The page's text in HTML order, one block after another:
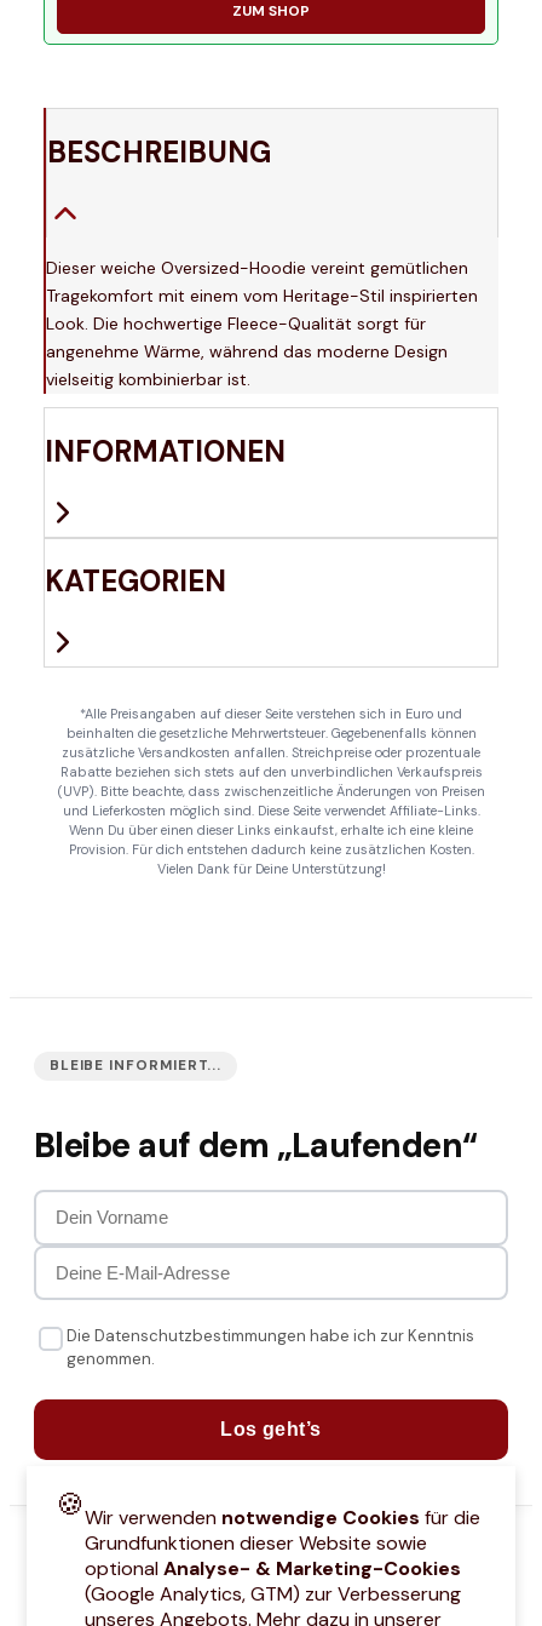
ZUM SHOP
BESCHREIBUNG
Dieser weiche Oversized-Hoodie vereint gemütlichen
Tragekomfort mit einem vom Heritage-Stil inspirierten
Look. Die hochwertige Fleece-Qualität sorgt für
angenehme Wärme, während das moderne Design
vielseitig kombinierbar ist.
INFORMATIONEN
KATEGORIEN
*Alle Preisangaben auf dieser Seite verstehen sich in Euro und
beinhalten die gesetzliche Mehrwertsteuer. Gegebenenfalls können
zusätzliche Versandkosten anfallen. Streichpreise oder prozentuale
Rabatte beziehen sich stets auf den unverbindlichen Verkaufspreis
(UVP). Bitte beachte, dass zwischenzeitliche Änderungen von Preisen
und Lieferkosten möglich sind. Diese Seite verwendet Affiliate-Links.
Wenn Du über einen dieser Links einkaufst, erhalte ich eine kleine
Provision. Für dich entstehen dadurch keine zusätzlichen Kosten.
Vielen Dank für Deine Unterstützung!
BLEIBE INFORMIERT...
Bleibe auf dem „Laufenden“
Die Datenschutzbestimmungen habe ich zur Kenntnis
genommen.
Los geht’s
🍪Wir verwenden notwendige Cookies für die
Grundfunktionen dieser Website sowie
optionalAnalyse- & Marketing-Cookies
(Google Analytics, GTM) zur Verbesserung
unseres Angebots. Mehr dazu in unserer